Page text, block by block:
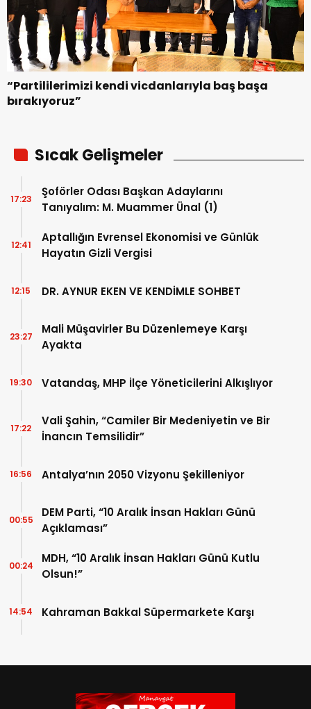
“Partililerimizi kendi vicdanlarıyla baş başa
bırakıyoruz”
Sıcak Gelişmeler
Şoförler Odası Başkan Adaylarını
Tanıyalım: M. Muammer Ünal (1)
17:23
Aptallığın Evrensel Ekonomisi ve Günlük
Hayatın Gizli Vergisi
12:41
DR. AYNUR EKEN VE KENDİMLE SOHBET
12:15
Mali Müşavirler Bu Düzenlemeye Karşı
Ayakta
23:27
Vatandaş, MHP İlçe Yöneticilerini Alkışlıyor
19:30
Vali Şahin, “Camiler Bir Medeniyetin ve Bir
İnancın Temsilidir”
17:22
Antalya’nın 2050 Vizyonu Şekilleniyor
16:56
DEM Parti, “10 Aralık İnsan Hakları Günü
Açıklaması”
00:55
MDH, “10 Aralık İnsan Hakları Günü Kutlu
Olsun!”
00:24
Kahraman Bakkal Süpermarkete Karşı
14:54